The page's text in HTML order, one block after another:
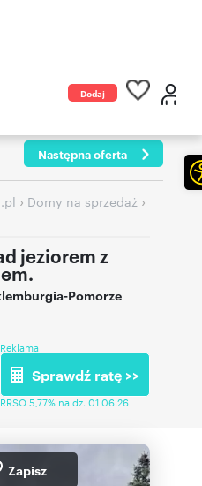
Dodaj
Następna oferta
› Domy na sprzedaż ›
jeziorem z
Pomorze
Reklama
Sprawdź ratę >>
RRSO 5,77% na dz. 01.06.26
Zapisz